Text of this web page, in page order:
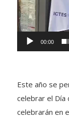
00:00
celebrar el Día
celebrarán en